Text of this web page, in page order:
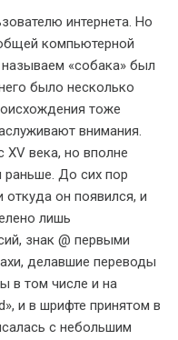
интернета. Но
компьютерной
«собака» был
было несколько
тоже
внимания.
XV века, но вполне
До сих пор
откуда он появился, и
лишь
знак @ первыми
делавшие переводы
в том числе и на
и в шрифте принятом в
с небольшим